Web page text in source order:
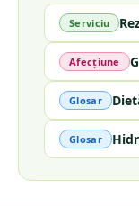
Serviciu
Afecțiune
Glosar
Glosar